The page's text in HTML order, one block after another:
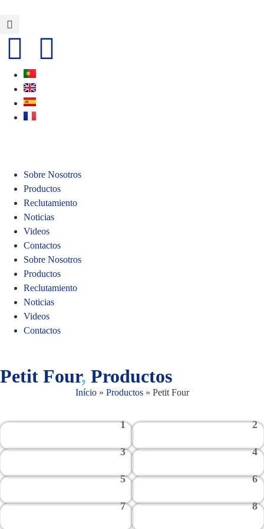
Sobre Nosotros
Productos
Reclutamiento
Noticias
Videos
Contactos
Sobre Nosotros
Productos
Reclutamiento
Noticias
Videos
Contactos
Petit Four, Productos
Início» Productos» Petit Four
1 2
3 4
5 6
7 8